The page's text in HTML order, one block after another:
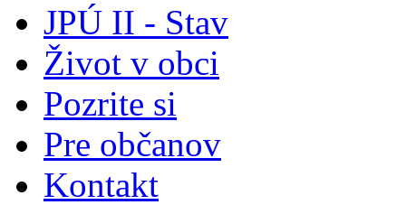
JPÚ II - Stav
Život v obci
Pozrite si
Pre občanov
Kontakt